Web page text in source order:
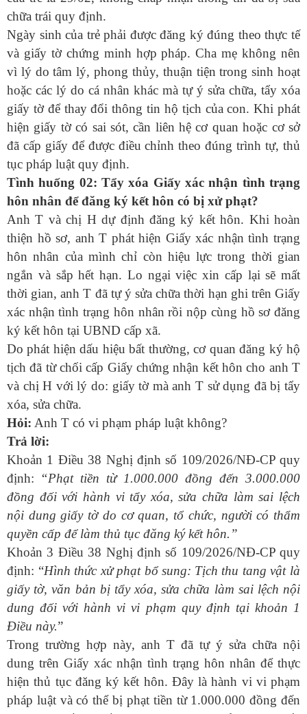
chữa trái quy định.
Ngày sinh của trẻ phải được đăng ký đúng theo thực tế
và giấy tờ chứng minh hợp pháp. Cha mẹ không nên
vì lý do tâm lý, phong thủy, thuận tiện trong sinh hoạt
hoặc các lý do cá nhân khác mà tự ý sửa chữa, tẩy xóa
giấy tờ để thay đổi thông tin hộ tịch của con. Khi phát
hiện giấy tờ có sai sót, cần liên hệ cơ quan hoặc cơ sở
đã cấp giấy để được điều chỉnh theo đúng trình tự, thủ
tục pháp luật quy định.
Tình huống 02: Tẩy xóa Giấy xác nhận tình trạng
hôn nhân để đăng ký kết hôn có bị xử phạt?
Anh T và chị H dự định đăng ký kết hôn. Khi hoàn
thiện hồ sơ, anh T phát hiện Giấy xác nhận tình trạng
hôn nhân của mình chỉ còn hiệu lực trong thời gian
ngắn và sắp hết hạn. Lo ngại việc xin cấp lại sẽ mất
thời gian, anh T đã tự ý sửa chữa thời hạn ghi trên Giấy
xác nhận tình trạng hôn nhân rồi nộp cùng hồ sơ đăng
ký kết hôn tại UBND cấp xã.
Do phát hiện dấu hiệu bất thường, cơ quan đăng ký hộ
tịch đã từ chối cấp Giấy chứng nhận kết hôn cho anh T
và chị H với lý do: giấy tờ mà anh T sử dụng đã bị tẩy
xóa, sửa chữa.
Hỏi: Anh T có vi phạm pháp luật không?
Trả lời:
Khoản 1 Điều 38 Nghị định số 109/2026/NĐ-CP quy
định: “Phạt tiền từ 1.000.000 đồng đến 3.000.000
đồng đối với hành vi tẩy xóa, sửa chữa làm sai lệch
nội dung giấy tờ do cơ quan, tổ chức, người có thẩm
quyền cấp để làm thủ tục đăng ký kết hôn.”
Khoản 3 Điều 38 Nghị định số 109/2026/NĐ-CP quy
định: “Hình thức xử phạt bổ sung: Tịch thu tang vật là
giấy tờ, văn bản bị tẩy xóa, sửa chữa làm sai lệch nội
dung đối với hành vi vi phạm quy định tại khoản 1
Điều này.”
Trong trường hợp này, anh T đã tự ý sửa chữa nội
dung trên Giấy xác nhận tình trạng hôn nhân để thực
hiện thủ tục đăng ký kết hôn. Đây là hành vi vi phạm
pháp luật và có thể bị phạt tiền từ 1.000.000 đồng đến